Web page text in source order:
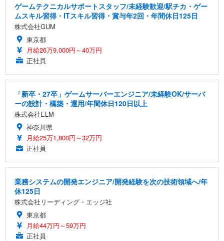
ゲームテクニカルサポートスタッフ/未経験歓迎/駅チカ・ゲー
ムスキル習得・ITスキル習得・賞与年2回・年間休日125日
株式会社GUM
東京都
月給26万9,000円～40万円
正社員
「新卒・27卒」ゲームサーバーエンジニア/未経験OK/サーバ
ーの設計・構築・運用/年間休日120日以上
株式会社ELM
神奈川県
月給25万1,800円～32万円
正社員
業務システムの開発エンジニア/開発経験を次の技術領域へ/年
休125日
株式会社リーディング・エッジ社
東京都
月給44万円～59万円
正社員